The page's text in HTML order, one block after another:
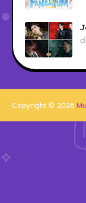
Copyright © 2026